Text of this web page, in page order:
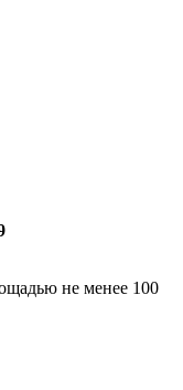
не менее 100